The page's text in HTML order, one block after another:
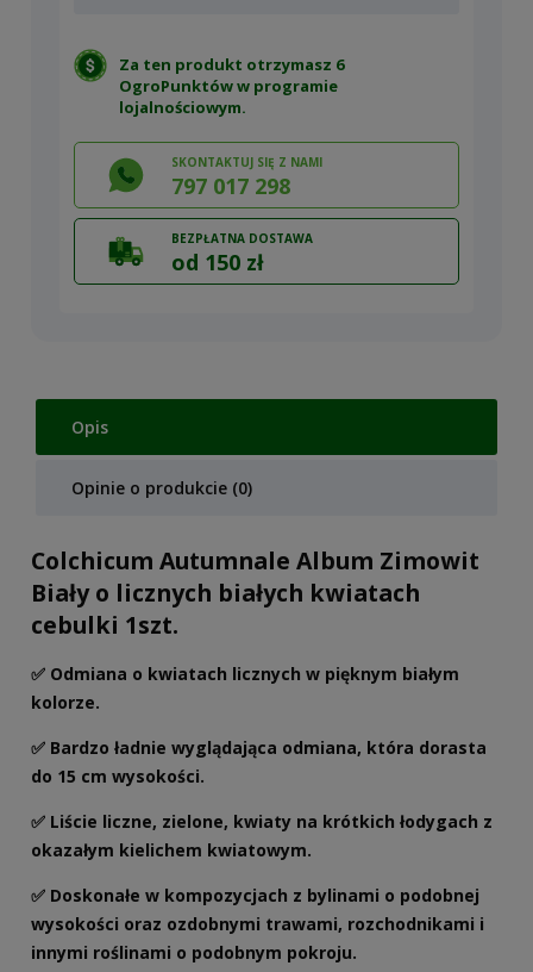
Za ten produkt otrzymasz 6
OgroPunktów w programie
lojalnościowym.
SKONTAKTUJ SIĘ Z NAMI
797 017 298
BEZPŁATNA DOSTAWA
od 150 zł
Opis
Opinie o produkcie (0)
Colchicum Autumnale Album Zimowit
Biały o licznych białych kwiatach
cebulki 1szt.
✅ Odmiana o kwiatach licznych w pięknym białym
kolorze.
✅ Bardzo ładnie wyglądająca odmiana, która dorasta
do 15 cm wysokości.
✅ Liście liczne, zielone, kwiaty na krótkich łodygach z
okazałym kielichem kwiatowym.
✅ Doskonałe w kompozycjach z bylinami o podobnej
wysokości oraz ozdobnymi trawami, rozchodnikami i
innymi roślinami o podobnym pokroju.